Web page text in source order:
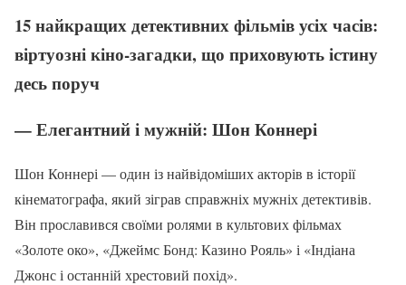
15 найкращих детективних фільмів усіх часів:
віртуозні кіно-загадки, що приховують істину
десь поруч
— Елегантний і мужній: Шон Коннері
Шон Коннері — один із найвідоміших акторів в історії
кінематографа, який зіграв справжніх мужніх детективів.
Він прославився своїми ролями в культових фільмах
«Золоте око», «Джеймс Бонд: Казино Рояль» і «Індіана
Джонс і останній хрестовий похід».